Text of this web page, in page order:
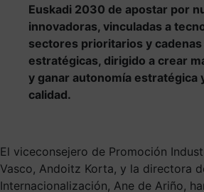
Euskadi 2030 de apostar por
innovadoras, vinculadas a
sectores prioritarios y cadenas
estratégicas, dirigido a crear
y ganar autonomía estratégica
calidad.
El viceconsejero de Promoción
Vasco, Andoitz Korta, y la directora
Internacionalización, Ane de Ariño,